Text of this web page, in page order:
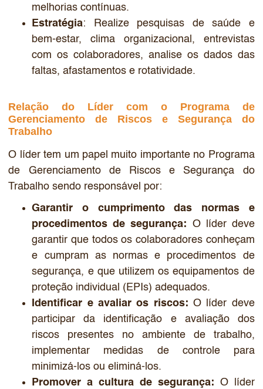
melhorias contínuas.
Estratégia: Realize pesquisas de saúde e
bem-estar, clima organizacional, entrevistas
com os colaboradores, analise os dados das
faltas, afastamentos e rotatividade.
Relação do Líder com o Programa de
Gerenciamento de Riscos e Segurança do
Trabalho
O líder tem um papel muito importante no Programa
de Gerenciamento de Riscos e Segurança do
Trabalho sendo responsável por:
Garantir o cumprimento das normas e
procedimentos de segurança: O líder deve
garantir que todos os colaboradores conheçam
e cumpram as normas e procedimentos de
segurança, e que utilizem os equipamentos de
proteção individual (EPIs) adequados.
Identificar e avaliar os riscos: O líder deve
participar da identificação e avaliação dos
riscos presentes no ambiente de trabalho,
implementar medidas de controle para
minimizá-los ou eliminá-los.
Promover a cultura de segurança: O líder